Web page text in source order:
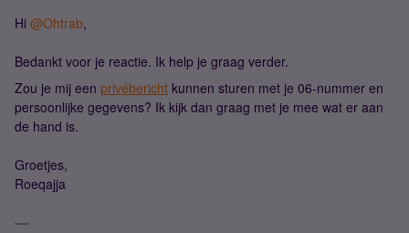
Hi ​ @Ohtrab,
Bedankt voor je reactie. Ik help je graag verder.
Zou je mij een privébericht kunnen sturen met je 06-nummer en
persoonlijke gegevens? Ik kijk dan graag met je mee wat er aan
de hand is.
Groetjes,
Roeqajja